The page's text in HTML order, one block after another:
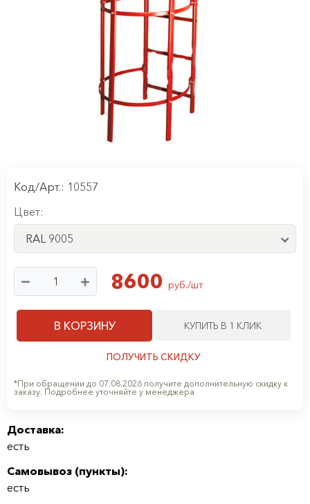
Код/Арт.: 10557
Цвет:
RAL 9005
8600 руб./шт
В КОРЗИНУ КУПИТЬ В 1 КЛИК
ПОЛУЧИТЬ СКИДКУ
*При обращении до 07.08.2026 получите дополнительную скидку к
заказу. Подробнее уточняйте у менеджера
Доставка:
есть
Самовывоз (пункты):
есть